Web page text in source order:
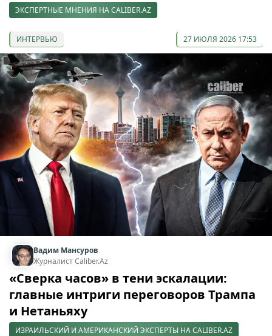
ЭКСПЕРТНЫЕ МНЕНИЯ НА CALIBER.AZ
ИНТЕРВЬЮ 27 ИЮЛЯ 2026 17:53
Вадим Мансуров
Журналист Caliber.Az
«Сверка часов» в тени эскалации:
главные интриги переговоров Трампа
и Нетаньяху
ИЗРАИЛЬСКИЙ И АМЕРИКАНСКИЙ ЭКСПЕРТЫ НА CALIBER.AZ